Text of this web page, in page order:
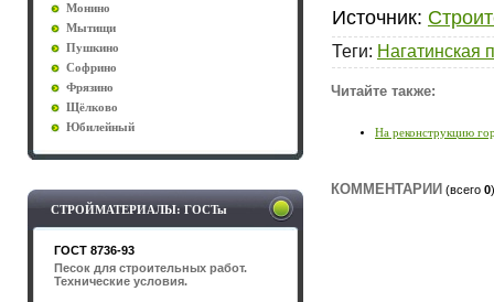
Монино
Мытищи
Пушкино
Софрино
Фрязино
Щёлково
Юбилейный
СТРОЙМАТЕРИАЛЫ: ГОСТы
ГОСТ 8736-93
Песок для строительных работ.
Технические условия.
Источник:
Теги: Нагатинская
Читайте также:
На реконструкцию
КОММЕНТАРИИ (всего 0)